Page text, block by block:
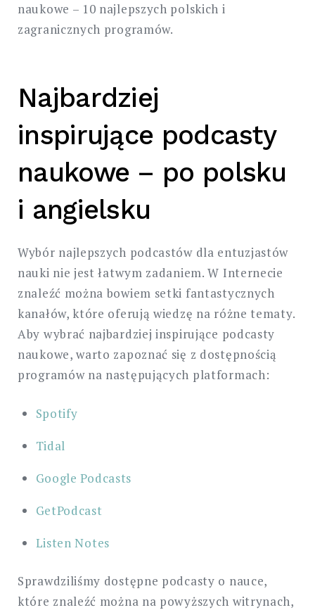
naukowe – 10 najlepszych polskich i
zagranicznych programów.
Najbardziej
inspirujące podcasty
naukowe – po polsku
i angielsku
Wybór najlepszych podcastów dla entuzjastów
nauki nie jest łatwym zadaniem. W Internecie
znaleźć można bowiem setki fantastycznych
kanałów, które oferują wiedzę na różne tematy.
Aby wybrać najbardziej inspirujące podcasty
naukowe, warto zapoznać się z dostępnością
programów na następujących platformach:
Spotify
Tidal
Google Podcasts
GetPodcast
Listen Notes
Sprawdziliśmy dostępne podcasty o nauce,
które znaleźć można na powyższych witrynach,